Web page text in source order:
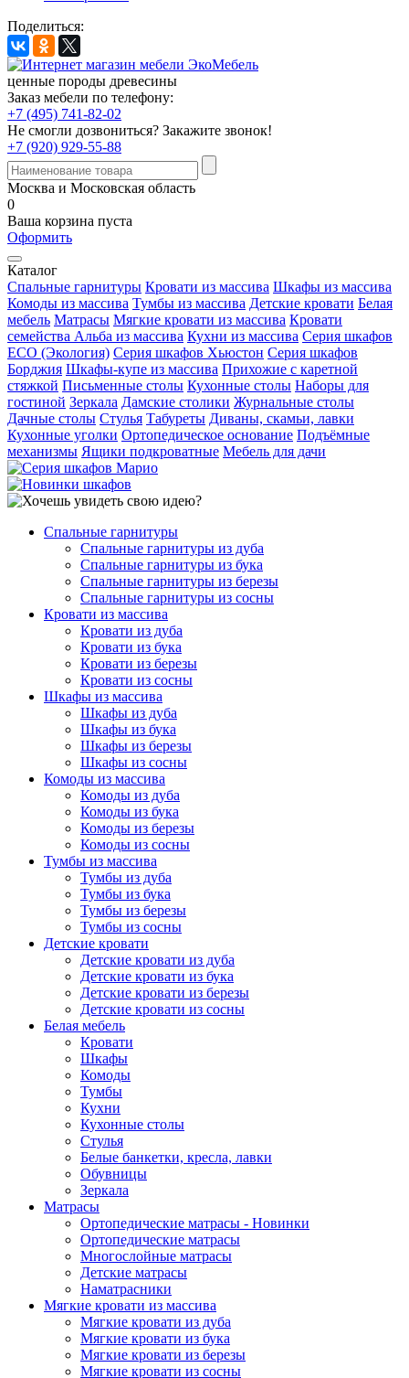
Поделиться:
ценные породы древесины
Заказ мебели по телефону:
+7 (495) 741-82-02
Не смогли дозвониться? Закажите звонок!
+7 (920) 929-55-88
Москва и Московская область
0
Ваша корзина пуста
Оформить
Каталог
Спальные гарнитуры Кровати из массива Шкафы из массива
Комоды из массива Тумбы из массива Детские кровати Белая
мебель Матрасы Мягкие кровати из массива Кровати
семейства Альба из массива Кухни из массива Серия шкафов
ECO (Экология) Серия шкафов Хьюстон Серия шкафов
Борджия Шкафы-купе из массива Прихожие с каретной
стяжкой Письменные столы Кухонные столы Наборы для
гостиной Зеркала Дамские столики Журнальные столы
Дачные столы Стулья Табуреты Диваны, скамьи, лавки
Кухонные уголки Ортопедическое основание Подъёмные
механизмы Ящики подкроватные Мебель для дачи
Спальные гарнитуры
Спальные гарнитуры из дуба
Спальные гарнитуры из бука
Спальные гарнитуры из березы
Спальные гарнитуры из сосны
Кровати из массива
Кровати из дуба
Кровати из бука
Кровати из березы
Кровати из сосны
Шкафы из массива
Шкафы из дуба
Шкафы из бука
Шкафы из березы
Шкафы из сосны
Комоды из массива
Комоды из дуба
Комоды из бука
Комоды из березы
Комоды из сосны
Тумбы из массива
Тумбы из дуба
Тумбы из бука
Тумбы из березы
Тумбы из сосны
Детские кровати
Детские кровати из дуба
Детские кровати из бука
Детские кровати из березы
Детские кровати из сосны
Белая мебель
Кровати
Шкафы
Комоды
Тумбы
Кухни
Кухонные столы
Стулья
Белые банкетки, кресла, лавки
Обувницы
Зеркала
Матрасы
Ортопедические матрасы - Новинки
Ортопедические матрасы
Многослойные матрасы
Детские матрасы
Наматрасники
Мягкие кровати из массива
Мягкие кровати из дуба
Мягкие кровати из бука
Мягкие кровати из березы
Мягкие кровати из сосны